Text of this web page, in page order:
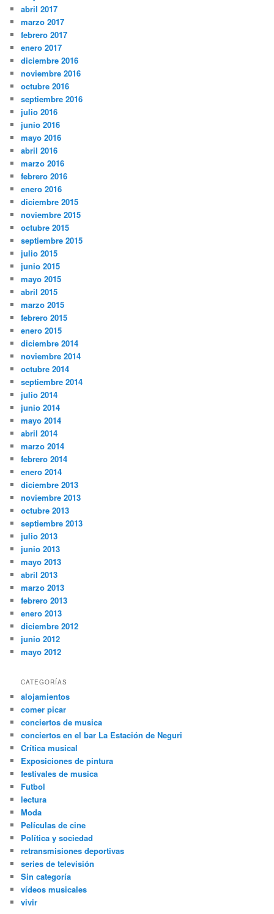
abril 2017
marzo 2017
febrero 2017
enero 2017
diciembre 2016
noviembre 2016
octubre 2016
septiembre 2016
julio 2016
junio 2016
mayo 2016
abril 2016
marzo 2016
febrero 2016
enero 2016
diciembre 2015
noviembre 2015
octubre 2015
septiembre 2015
julio 2015
junio 2015
mayo 2015
abril 2015
marzo 2015
febrero 2015
enero 2015
diciembre 2014
noviembre 2014
octubre 2014
septiembre 2014
julio 2014
junio 2014
mayo 2014
abril 2014
marzo 2014
febrero 2014
enero 2014
diciembre 2013
noviembre 2013
octubre 2013
septiembre 2013
julio 2013
junio 2013
mayo 2013
abril 2013
marzo 2013
febrero 2013
enero 2013
diciembre 2012
junio 2012
mayo 2012
CATEGORÍAS
alojamientos
comer picar
conciertos de musica
conciertos en el bar La Estación de Neguri
Crítica musical
Exposiciones de pintura
festivales de musica
Futbol
lectura
Moda
Películas de cine
Política y sociedad
retransmisiones deportivas
series de televisión
Sin categoría
vídeos musicales
vivir